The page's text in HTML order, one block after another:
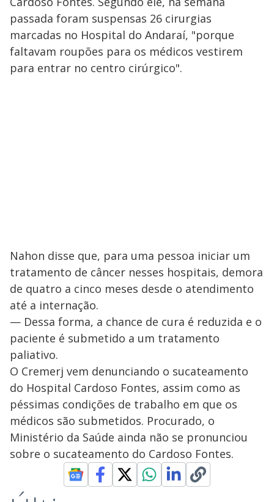
passada foram suspensas 26 cirurgias
marcadas no Hospital do Andaraí, "porque
faltavam roupões para os médicos vestirem
para entrar no centro cirúrgico".
Nahon disse que, para uma pessoa iniciar um
tratamento de câncer nesses hospitais, demora
de quatro a cinco meses desde o atendimento
até a internação.
— Dessa forma, a chance de cura é reduzida e o
paciente é submetido a um tratamento
paliativo.
O Cremerj vem denunciando o sucateamento
do Hospital Cardoso Fontes, assim como as
péssimas condições de trabalho em que os
médicos são submetidos. Procurado, o
Ministério da Saúde ainda não se pronunciou
sobre o sucateamento do Cardoso Fontes.